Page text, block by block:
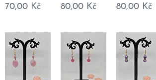
70,00 Kč 80,00 Kč 80,00 Kč